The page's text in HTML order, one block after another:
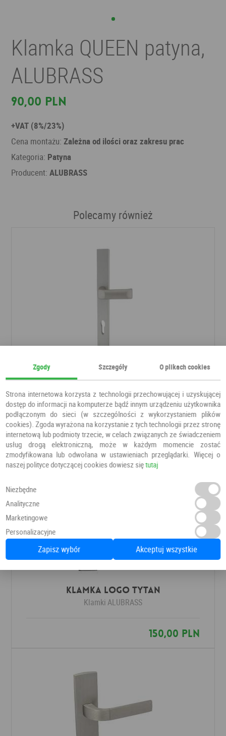
Klamka QUEEN patyna,
ALUBRASS
90,00 PLN
+VAT (8%/23%)
Cena montażu:Zależna od ilości oraz zakresu prac
Kategoria: Patyna
Producent:ALUBRASS
Polecamy również
Klamka NEO tytan
KlamkiALUBRASS
143,00 PLN
Klamka LOGO tytan
KlamkiALUBRASS
150,00 PLN
Zgody Szczegóły O plikach cookies
Strona internetowa korzysta z technologii przechowującej i uzyskującej
dostęp do informacji na komputerze bądź innym urządzeniu użytkownika
podłączonym do sieci (w szczególności z wykorzystaniem plików
cookies). Zgoda wyrażona na korzystanie z tych technologii przez stronę
internetową lub podmioty trzecie, w celach związanych ze świadczeniem
usług drogą elektroniczną, może w każdym momencie zostać
zmodyfikowana lub odwołana w ustawieniach przeglądarki. Więcej o
naszej polityce dotyczącej cookies dowiesz siętutaj
Niezbędne
Analityczne
Marketingowe
Personalizacyjne
Zapisz wybór Akceptuj wszystkie